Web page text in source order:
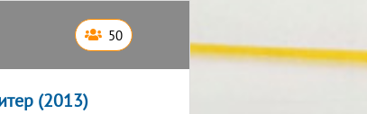
50
(2013)